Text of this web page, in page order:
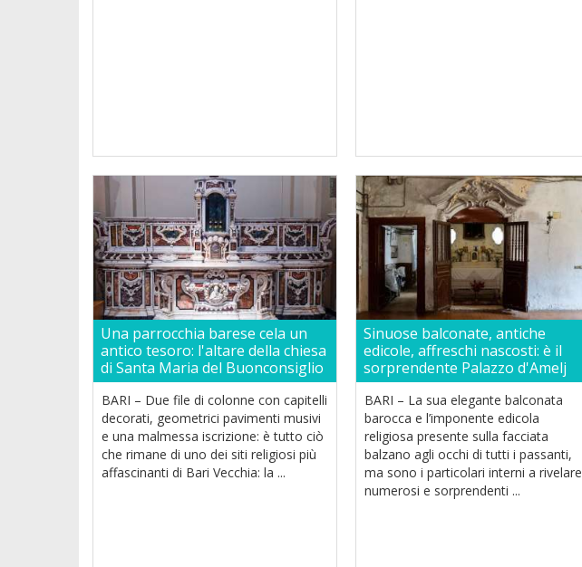
Una parrocchia barese cela un
antico tesoro: l'altare della chiesa
di Santa Maria del Buonconsiglio
BARI – Due file di colonne con capitelli
decorati, geometrici pavimenti musivi
e una malmessa iscrizione: è tutto ciò
che rimane di uno dei siti religiosi più
affascinanti di Bari Vecchia: la ...
Sinuose balconate, antiche
edicole, affreschi nascosti: è il
sorprendente Palazzo d'Amelj
BARI – La sua elegante balconata
barocca e l’imponente edicola
religiosa presente sulla facciata
balzano agli occhi di tutti i passanti,
ma sono i particolari interni a rivelare
numerosi e sorprendenti ...